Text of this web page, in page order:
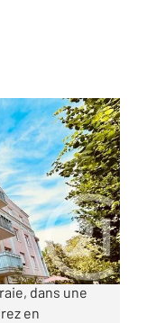
200 mètres du
dans une
en